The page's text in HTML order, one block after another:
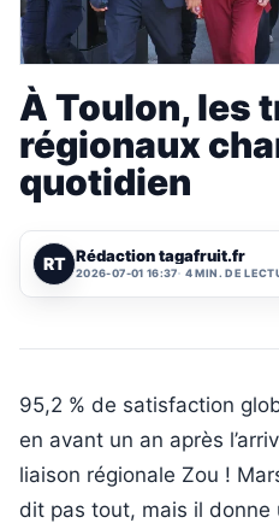
À Toulon, les
régionaux
quotidien
RT Rédaction tagafruit.fr
2026-07-01 16:37 4 MIN. DE
95,2 % de satisfaction
en avant un an après
liaison régionale Zou !
dit pas tout, mais il donne